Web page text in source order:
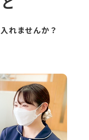
れませんか？